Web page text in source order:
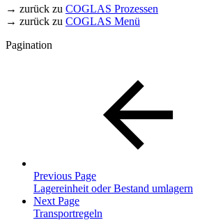
→ zurück zu COGLAS Prozessen
→ zurück zu COGLAS Menü
Pagination
Previous Page
Lagereinheit oder Bestand umlagern
Next Page
Transportregeln